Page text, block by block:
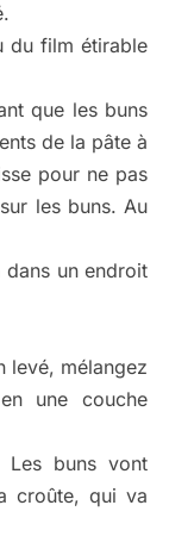
du film étirable
que les buns
de la pâte à
pour ne pas
les buns. Au
un endroit
levé, mélangez
une couche
buns vont
croûte, qui va